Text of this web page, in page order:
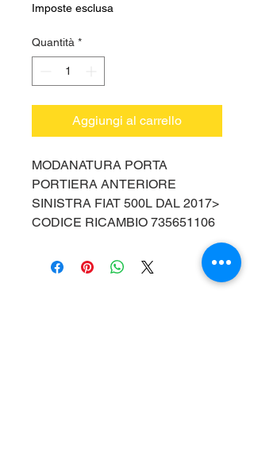
Imposte esclusa
Quantità *
Aggiungi al carrello
MODANATURA PORTA
PORTIERA ANTERIORE
SINISTRA FIAT 500L DAL 2017>
CODICE RICAMBIO 735651106